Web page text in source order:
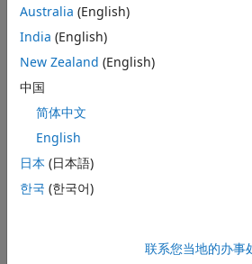
条件
表达式使用了相等性比较运算
符（
== !=、 ~=、 <>
达式至少一侧为浮点变量或常
量。
模型顾问无法确定相等性运算
表达式中的数据类型。
功能和限制
可以分析库链接模块的内容。默
Australia (English)
India (English)
New Zealand (English)
中国
简体中文
English
日本 (日本語)
한국 (한국어)
联系您当地的办事